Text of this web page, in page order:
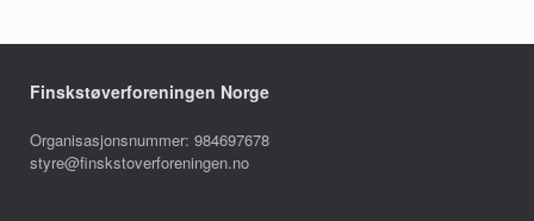
Finskstøverforeningen Norge
Organisasjonsnummer: 984697678
styre@finskstoverforeningen.no